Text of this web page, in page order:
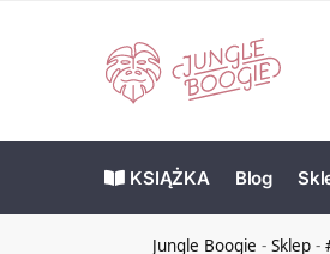
KSIĄŻKA Blog
Jungle Boogie -Sklep -